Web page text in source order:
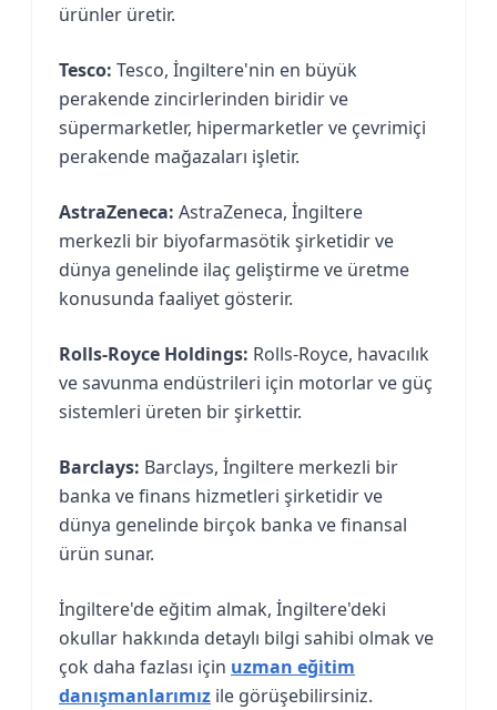
ürünler üretir.
Tesco: Tesco, İngiltere'nin en büyük
perakende zincirlerinden biridir ve
süpermarketler, hipermarketler ve çevrimiçi
perakende mağazaları işletir.
AstraZeneca: AstraZeneca, İngiltere
merkezli bir biyofarmasötik şirketidir ve
dünya genelinde ilaç geliştirme ve üretme
konusunda faaliyet gösterir.
Rolls-Royce Holdings: Rolls-Royce, havacılık
ve savunma endüstrileri için motorlar ve güç
sistemleri üreten bir şirkettir.
Barclays: Barclays, İngiltere merkezli bir
banka ve finans hizmetleri şirketidir ve
dünya genelinde birçok banka ve finansal
ürün sunar.
İngiltere'de eğitim almak, İngiltere'deki
okullar hakkında detaylı bilgi sahibi olmak ve
çok daha fazlası için uzman eğitim
danışmanlarımız ile görüşebilirsiniz.